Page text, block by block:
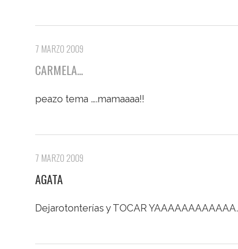
7 MARZO 2009
CARMELA...
peazo tema ….mamaaaa!!
7 MARZO 2009
AGATA
Dejarotonterías y TOCAR YAAAAAAAAAAAA.